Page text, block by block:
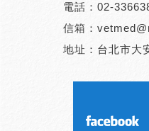
電話： 02-
信箱：
地址：台北市大